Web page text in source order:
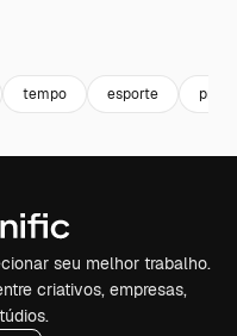
tempo esporte
seu melhor trabalho.
criativos, empresas,